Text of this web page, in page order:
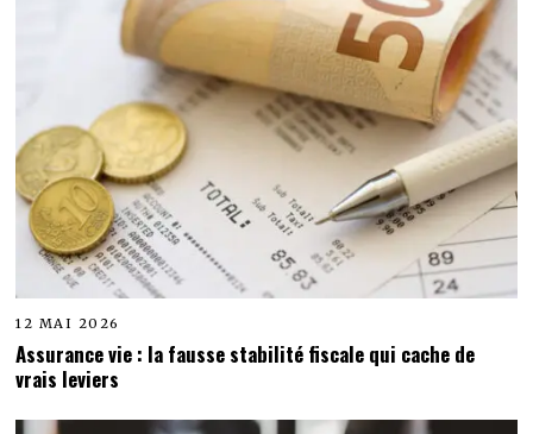
12 MAI 2026
Assurance vie : la fausse stabilité fiscale qui cache de
vrais leviers